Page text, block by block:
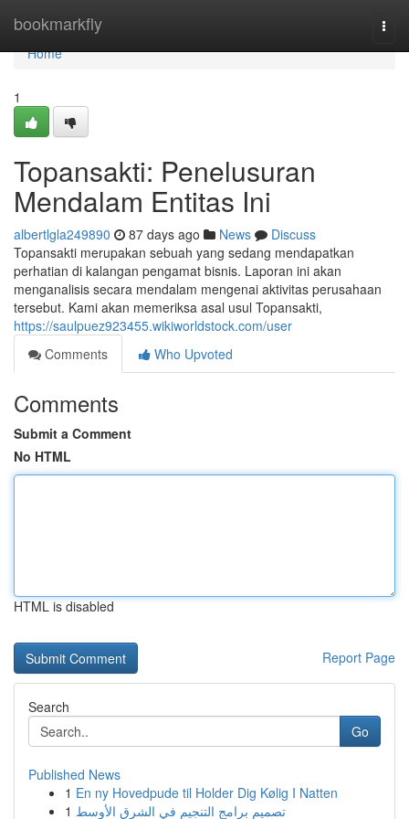
bookmarkfly
Home
Home
1
Topansakti: Penelusuran
Mendalam Entitas Ini
albertlgla249890 87 days ago News
Discuss
Topansakti merupakan sebuah yang sedang mendapatkan
perhatian di kalangan pengamat bisnis. Laporan ini akan
menganalisis secara mendalam mengenai aktivitas perusahaan
tersebut. Kami akan memeriksa asal usul Topansakti,
https://saulpuez923455.wikiworldstock.com/user
Comments
Who Upvoted
Comments
Submit a Comment
No HTML
HTML is disabled
Report Page
Search
Go
Published News
1 En ny Hovedpude til Holder Dig Kølig I Natten
1 تصميم برامج التنجيم في الشرق الأوسط